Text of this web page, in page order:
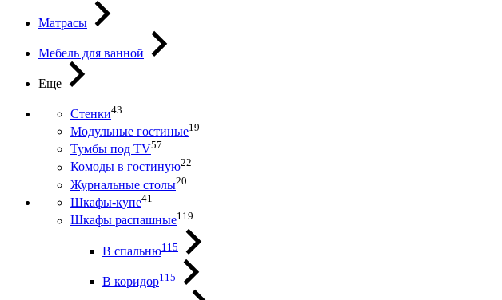
Матрасы
Мебель для ванной
Еще
Стенки43
Модульные гостиные19
Тумбы под ТV57
Комоды в гостиную22
Журнальные столы20
Шкафы-купе41
Шкафы распашные119
В спальню115
В коридор115